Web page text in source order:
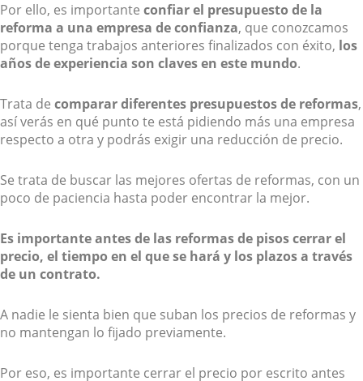
Por ello, es importante confiar el presupuesto de la
reforma a una empresa de confianza, que conozcamos
porque tenga trabajos anteriores finalizados con éxito, los
años de experiencia son claves en este mundo.
Trata de comparar diferentes presupuestos de reformas,
así verás en qué punto te está pidiendo más una empresa
respecto a otra y podrás exigir una reducción de precio.
Se trata de buscar las mejores ofertas de reformas, con un
poco de paciencia hasta poder encontrar la mejor.
Es importante antes de las reformas de pisos cerrar el
precio, el tiempo en el que se hará y los plazos a través
de un contrato.
A nadie le sienta bien que suban los precios de reformas y
no mantengan lo fijado previamente.
Por eso, es importante cerrar el precio por escrito antes